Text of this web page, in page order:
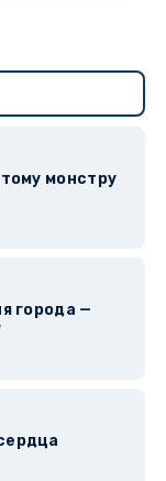
монстру
города —